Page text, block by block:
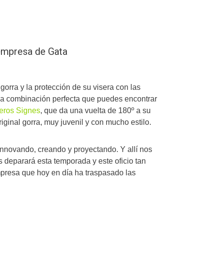
de Gata
y la protección de su visera con las
combinación perfecta que puedes encontrar
Signes, que da una vuelta de 180º a su
gorra, muy juvenil y con mucho estilo.
creando y proyectando. Y allí nos
esta temporada y este oficio tan
que hoy en día ha traspasado las